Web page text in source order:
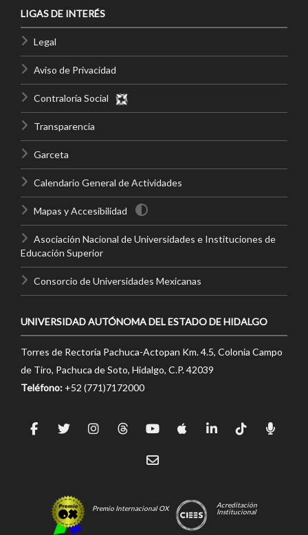
LIGAS DE INTERÉS
Legal
Aviso de Privacidad
Contraloría Social
Transparencia
Garceta
Calendario General de Actividades
Mapas y Accesibilidad
Asociación Nacional de Universidades e Instituciones de
Educación Superior
Consorcio de Universidades Mexicanas
UNIVERSIDAD AUTÓNOMA DEL ESTADO DE HIDALGO
Torres de Rectoría Pachuca-Actopan Km. 4.5, Colonia Campo
de Tiro, Pachuca de Soto, Hidalgo, C.P. 42039
Teléfono: +52 (771)7172000
Premio Internacional OX
Acreditación
Institucional